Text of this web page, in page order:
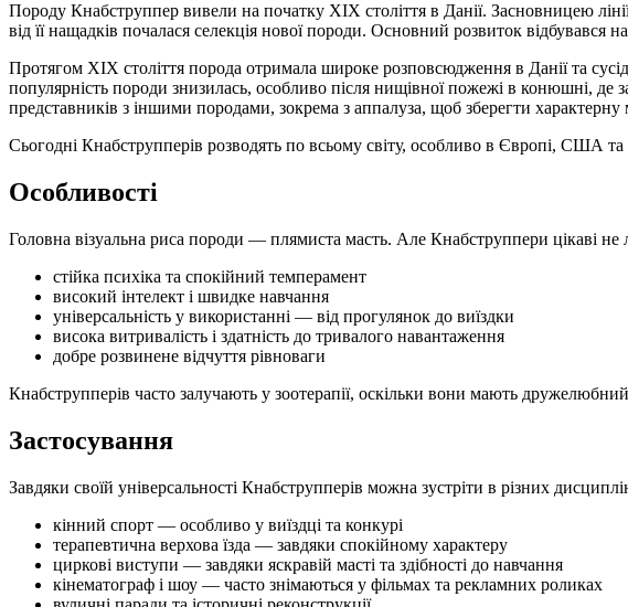
Породу Кнабструппер вивели на початку XIX століття в Данії. Засновницею
від її нащадків почалася селекція нової породи. Основний розвиток
Протягом XIX століття порода отримала широке розповсюдження в Данії та
популярність породи знизилась, особливо після нищівної пожежі в конюшні, де
представників з іншими породами, зокрема з аппалуза, щоб зберегти характерну
Сьогодні Кнабструпперів розводять по всьому світу, особливо в Європі, США та
Особливості
Головна візуальна риса породи — плямиста масть. Але Кнабструппери цікаві
стійка психіка та спокійний темперамент
високий інтелект і швидке навчання
універсальність у використанні — від прогулянок до виїздки
висока витривалість і здатність до тривалого навантаження
добре розвинене відчуття рівноваги
Кнабструпперів часто залучають у зоотерапії, оскільки вони мають
Застосування
Завдяки своїй універсальності Кнабструпперів можна зустріти в різних
кінний спорт — особливо у виїздці та конкурі
терапевтична верхова їзда — завдяки спокійному характеру
циркові виступи — завдяки яскравій масті та здібності до навчання
кінематограф і шоу — часто знімаються у фільмах та рекламних роликах